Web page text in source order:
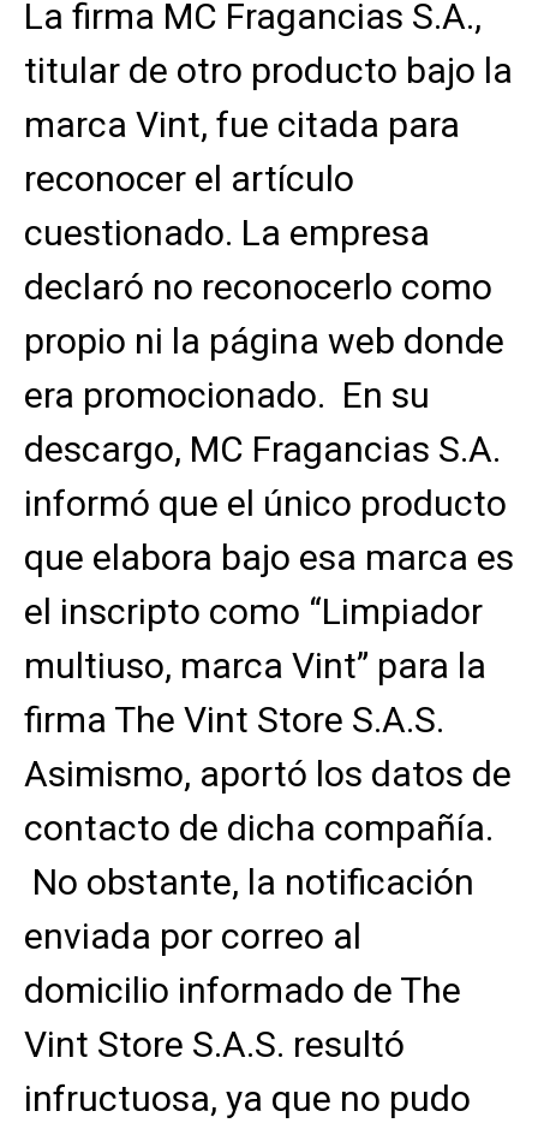
La firma MC Fragancias S.A.,
titular de otro producto bajo la
marca Vint, fue citada para
reconocer el artículo
cuestionado. La empresa
declaró no reconocerlo como
propio ni la página web donde
era promocionado. En su
descargo, MC Fragancias S.A.
informó que el único producto
que elabora bajo esa marca es
el inscripto como “Limpiador
multiuso, marca Vint” para la
firma The Vint Store S.A.S.
Asimismo, aportó los datos de
contacto de dicha compañía.
No obstante, la notificación
enviada por correo al
domicilio informado de The
Vint Store S.A.S. resultó
infructuosa, ya que no pudo